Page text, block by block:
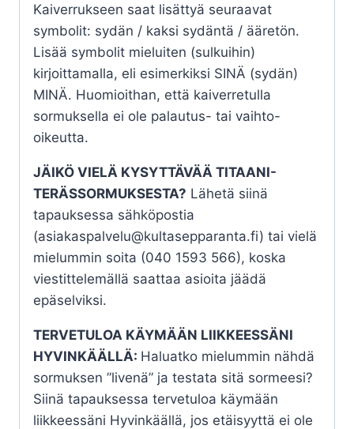
Kaiverrukseen saat lisättyä seuraavat
symbolit: sydän / kaksi sydäntä / ääretön.
Lisää symbolit mieluiten (sulkuihin)
kirjoittamalla, eli esimerkiksi SINÄ (sydän)
MINÄ. Huomioithan, että kaiverretulla
sormuksella ei ole palautus- tai vaihto-
oikeutta.
JÄIKÖ VIELÄ KYSYTTÄVÄÄ TITAANI-
TERÄSSORMUKSESTA? Lähetä siinä
tapauksessa sähköpostia
(asiakaspalvelu@kultasepparanta.fi) tai vielä
mielummin soita (040 1593 566), koska
viestittelemällä saattaa asioita jäädä
epäselviksi.
TERVETULOA KÄYMÄÄN LIIKKEESSÄNI
HYVINKÄÄLLÄ: Haluatko mielummin nähdä
sormuksen ”livenä” ja testata sitä sormeesi?
Siinä tapauksessa tervetuloa käymään
liikkeessäni Hyvinkäällä, jos etäisyyttä ei ole